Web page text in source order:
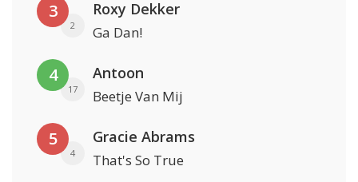
3
2
Roxy Dekker
Ga Dan!
4
17
Antoon
Beetje Van Mij
5
4
Gracie Abrams
That's So True